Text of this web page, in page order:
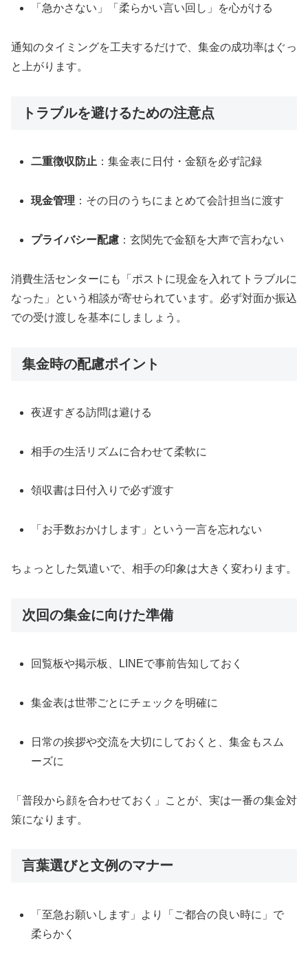
「急かさない」「柔らかい言い回し」を心がける
通知のタイミングを工夫するだけで、集金の成功率はぐっ
と上がります。
トラブルを避けるための注意点
二重徴収防止 ：集金表に日付・金額を必ず記録
現金管理 ：その日のうちにまとめて会計担当に渡す
プライバシー配慮 ：玄関先で金額を大声で言わない
消費生活センターにも「ポストに現金を入れてトラブルに
なった」という相談が寄せられています。必ず対面か振込
での受け渡しを基本にしましょう。
集金時の配慮ポイント
夜遅すぎる訪問は避ける
相手の生活リズムに合わせて柔軟に
領収書は日付入りで必ず渡す
「お手数おかけします」という一言を忘れない
ちょっとした気遣いで、相手の印象は大きく変わります。
次回の集金に向けた準備
回覧板や掲示板、LINEで事前告知しておく
集金表は世帯ごとにチェックを明確に
日常の挨拶や交流を大切にしておくと、集金もスム
ーズに
「普段から顔を合わせておく」ことが、実は一番の集金対
策になります。
言葉選びと文例のマナー
「至急お願いします」より「ご都合の良い時に」で
柔らかく